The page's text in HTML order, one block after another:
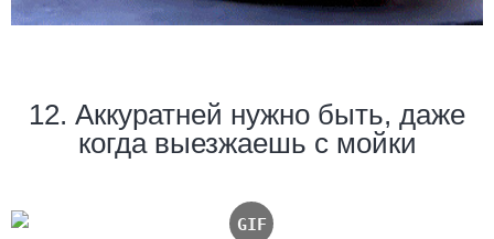
12. Аккуратней нужно быть, даже
когда выезжаешь с мойки